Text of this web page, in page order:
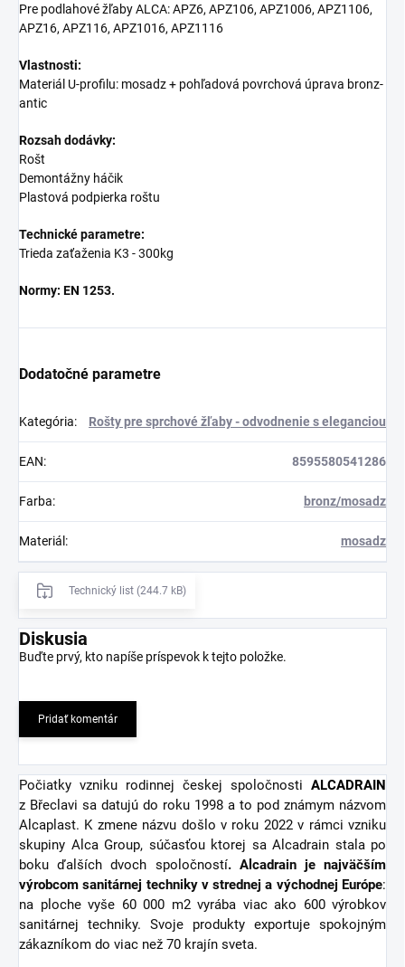
Pre podlahové žľaby ALCA: APZ6, APZ106, APZ1006, APZ1106,
APZ16, APZ116, APZ1016, APZ1116
Vlastnosti:
Materiál U-profilu: mosadz + pohľadová povrchová úprava bronz-
antic
Rozsah dodávky:
Rošt
Demontážny háčik
Plastová podpierka roštu
Technické parametre:
Trieda zaťaženia K3 - 300kg
Normy: EN 1253.
Dodatočné parametre
Kategória: Rošty pre sprchové žľaby - odvodnenie s eleganciou
EAN: 8595580541286
Farba: bronz/mosadz
Materiál : mosadz
Technický list (244.7 kB)
Diskusia
Buďte prvý, kto napíše príspevok k tejto položke.
Pridať komentár
Počiatky vzniku rodinnej českej spoločnosti ALCADRAIN
z Břeclavi sa datujú do roku 1998 a to pod známym názvom
Alcaplast. K zmene názvu došlo v roku 2022 v rámci vzniku
skupiny Alca Group, súčasťou ktorej sa Alcadrain stala po
boku ďalších dvoch spoločností. Alcadrain je najväčším
výrobcom sanitárnej techniky v strednej a východnej Európe:
na ploche vyše 60 000 m2 vyrába viac ako 600 výrobkov
sanitárnej techniky. Svoje produkty exportuje spokojným
zákazníkom do viac než 70 krajín sveta.